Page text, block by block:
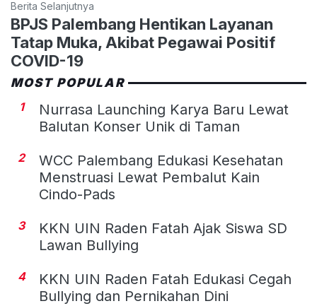
Berita Selanjutnya
BPJS Palembang Hentikan Layanan
Tatap Muka, Akibat Pegawai Positif
COVID-19
MOST POPULAR
1
Nurrasa Launching Karya Baru Lewat
Balutan Konser Unik di Taman
2
WCC Palembang Edukasi Kesehatan
Menstruasi Lewat Pembalut Kain
Cindo-Pads
3
KKN UIN Raden Fatah Ajak Siswa SD
Lawan Bullying
4
KKN UIN Raden Fatah Edukasi Cegah
Bullying dan Pernikahan Dini